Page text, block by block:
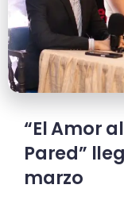
“El Amor
Pared”
marzo